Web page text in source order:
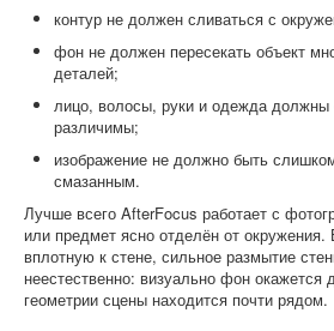
контур не должен сливаться с
фон не должен пересекать объект
деталей;
лицо, волосы, руки и одежда
различимы;
изображение не должно быть
смазанным.
Лучше всего AfterFocus работает с
или предмет ясно отделён от окружения.
вплотную к стене, сильное размытие
неестественно: визуально фон окажется
геометрии сцены находится почти рядом.